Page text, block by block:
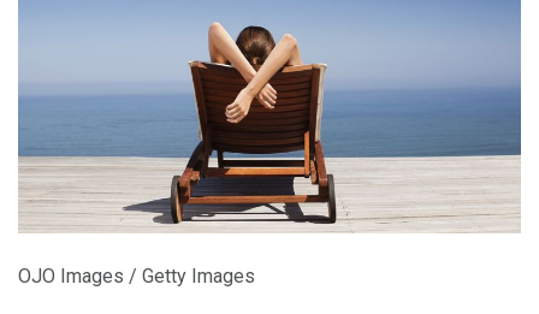
OJO Images / Getty Images